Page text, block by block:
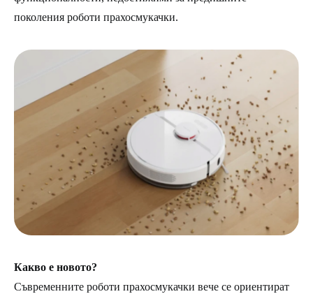
поколения роботи прахосмукачки.
Какво е новото?
Съвременните роботи прахосмукачки вече се ориентират